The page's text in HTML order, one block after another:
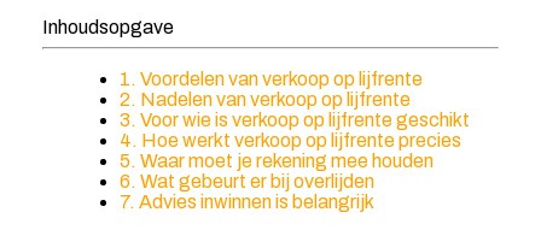
Inhoudsopgave
1. Voordelen van verkoop op lijfrente
2. Nadelen van verkoop op lijfrente
3. Voor wie is verkoop op lijfrente geschikt
4. Hoe werkt verkoop op lijfrente precies
5. Waar moet je rekening mee houden
6. Wat gebeurt er bij overlijden
7. Advies inwinnen is belangrijk